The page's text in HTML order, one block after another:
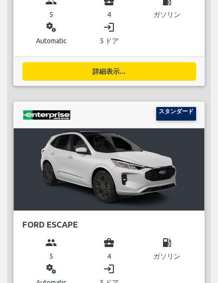
5 4 ガソリン
miscellaneous_services
Automatic
login
5 ドア
詳細表示...
スタンダード
FORD ESCAPE
group
5
business_center
4
local_gas_station
ガソリン
miscellaneous_services login